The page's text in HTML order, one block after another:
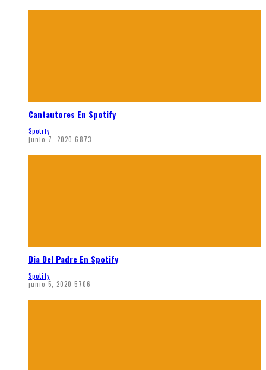
Cantautores En Spotify
Spotify
junio 7, 2020 6873
Dia Del Padre En Spotify
Spotify
junio 5, 2020 5706